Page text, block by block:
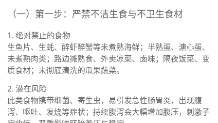
（一）第一步：严禁不洁生食与不卫生食材
1. 绝对禁止的食物
生鱼片、生蚝、醉虾醉蟹等未煮熟海鲜；半熟蛋、溏心蛋、
未煮熟肉类；路边摊熟食、外卖凉菜、卤味；隔夜饭菜、变
质食材；未彻底清洗的瓜果蔬菜。
2. 潜在风险
此类食物携带细菌、寄生虫，易引发急性肠胃炎，出现腹
泻、呕吐、发烧等症状；持续腹泻会大幅增加腹压，刺激子